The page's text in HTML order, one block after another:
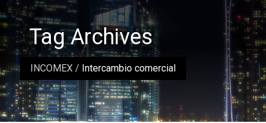
INCOMEX / Intercambio comercial
Tag Archives